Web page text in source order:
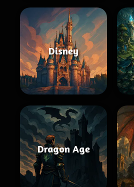
Disney
Dragon Age